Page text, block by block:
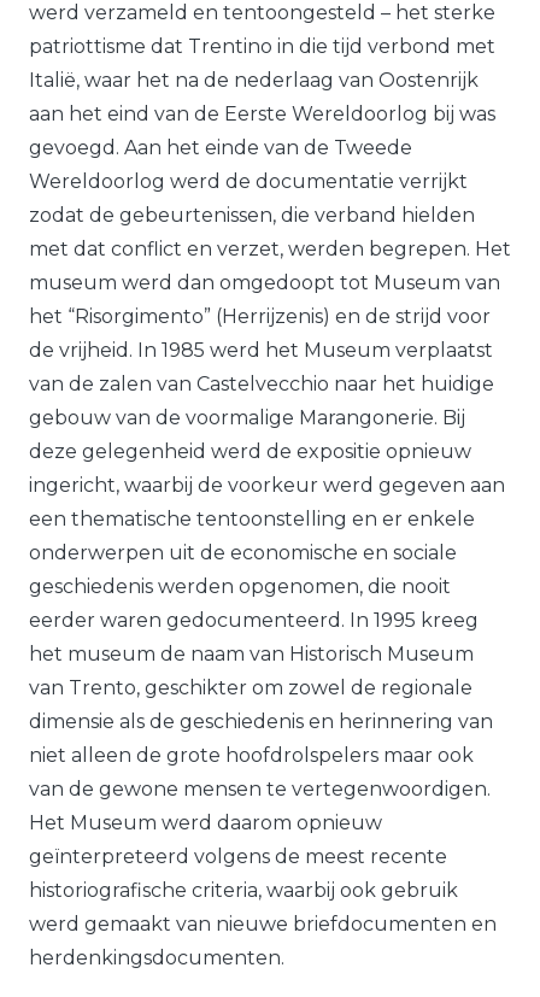
werd verzameld en tentoongesteld – het sterke
patriottisme dat Trentino in die tijd verbond met
Italië, waar het na de nederlaag van Oostenrijk
aan het eind van de Eerste Wereldoorlog bij was
gevoegd. Aan het einde van de Tweede
Wereldoorlog werd de documentatie verrijkt
zodat de gebeurtenissen, die verband hielden
met dat conflict en verzet, werden begrepen. Het
museum werd dan omgedoopt tot Museum van
het “Risorgimento” (Herrijzenis) en de strijd voor
de vrijheid. In 1985 werd het Museum verplaatst
van de zalen van Castelvecchio naar het huidige
gebouw van de voormalige Marangonerie. Bij
deze gelegenheid werd de expositie opnieuw
ingericht, waarbij de voorkeur werd gegeven aan
een thematische tentoonstelling en er enkele
onderwerpen uit de economische en sociale
geschiedenis werden opgenomen, die nooit
eerder waren gedocumenteerd. In 1995 kreeg
het museum de naam van Historisch Museum
van Trento, geschikter om zowel de regionale
dimensie als de geschiedenis en herinnering van
niet alleen de grote hoofdrolspelers maar ook
van de gewone mensen te vertegenwoordigen.
Het Museum werd daarom opnieuw
geïnterpreteerd volgens de meest recente
historiografische criteria, waarbij ook gebruik
werd gemaakt van nieuwe briefdocumenten en
herdenkingsdocumenten.